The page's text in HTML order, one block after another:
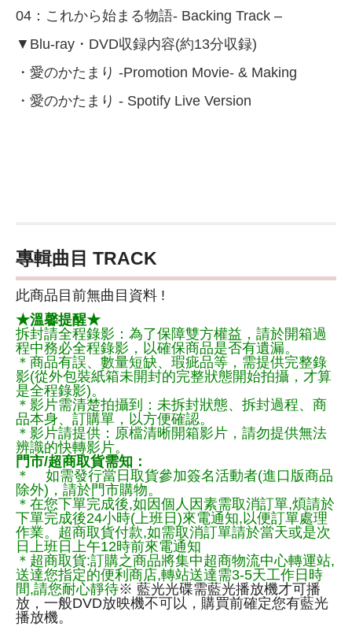
04：これから始まる物語- Backing Track –
▼Blu-ray・DVD収録内容(約13分収録)
・愛のかたまり -Promotion Movie- & Making
・愛のかたまり - Spotify Live Version
專輯曲目 TRACK
此商品目前無曲目資料 !
★溫馨提醒★
拆封請全程錄影：為了保障雙方權益，請於開箱過
程中務必全程錄影，以確保商品是否有遺漏。
＊商品有誤、數量短缺、瑕疵品等，需提供完整錄
影(從外包裝紙箱未開封的完整狀態開始拍攝，才算
是全程錄影)。
＊影片需清楚拍攝到：未拆封狀態、拆封過程、商
品本身、訂購單，以方便確認。
＊影片請提供：原檔清晰開箱影片，請勿提供無法
辨識的快轉影片。
門市/超商取貨需知：
＊ 如需發行當日取貨參加簽名活動者(進口版商品
除外)，請於門市購物。
＊在您下單完成後,如因個人因素需取消訂單,煩請於
下單完成後24小時(上班日)來電通知,以便訂單處理
作業。超商取貨付款,如需取消訂單請於當天或是次
日上班日上午12時前來電通知
＊超商取貨:訂購之商品將集中超商物流中心轉運站,
送達您指定的便利商店,轉站送達需3-5天工作日時
間,請您耐心靜待※ 藍光光碟需藍光播放機才可播
放，一般DVD放映機不可以，購買前確定您有藍光
播放機。